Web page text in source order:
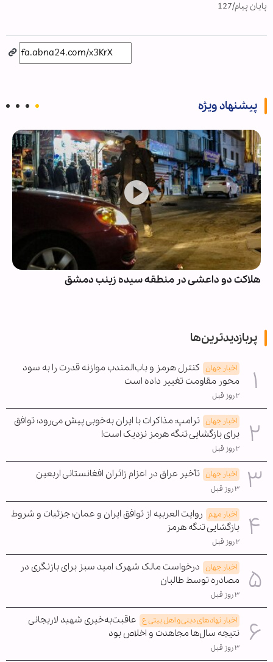
پایان پیام/127
پیشنهاد ویژه
هلاکت دو داعشی در منطقه سیده زینب دمشق
پربازدیدترین‌ها
اخبار جهان کنترل هرمز و باب‌المندب موازنه قدرت را به سود
محور مقاومت تغییر داده است
۲ روز قبل
اخبار جهان ترامپ: مذاکرات با ایران به‌خوبی پیش می‌رود؛ توافق
برای بازگشایی تنگه هرمز نزدیک است!
۲ روز قبل
اخبار جهان تأخیر عراق در اعزام زائران افغانستانی اربعین
۳ روز قبل
اخبار مهم روایت العربیه از توافق ایران و عمان؛ جزئیات و شروط
بازگشایی تنگه هرمز
۲ روز قبل
اخبار جهان درخواست مالک شهرک امید سبز برای بازنگری در
مصادره توسط طالبان
۳ روز قبل
اخبار نهادهای دینی و اهل بیتی ع عاقبت‌به‌خیری شهید لاریجانی
نتیجه سال‌ها مجاهدت و اخلاص بود
۳ روز قبل